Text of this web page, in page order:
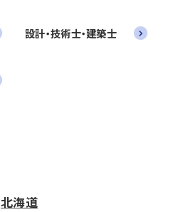
設計・技術士・建築士
北海道